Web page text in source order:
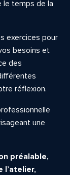
le temps de la
exercices pour
besoins et
des
réflexion.
une
préalable,
l’atelier,